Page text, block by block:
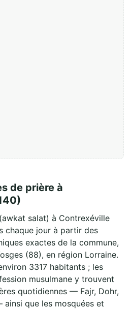
de prière à
salat) à Contrexéville
chaque jour à partir des
exactes de la commune,
(88), en région Lorraine.
3317 habitants ; les
musulmane y trouvent
quotidiennes — Fajr, Dohr,
que les mosquées et